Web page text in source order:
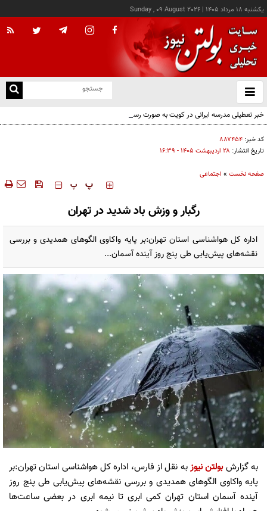
يکشنبه ۱۸ مرداد ۱۴۰۵ |
Sunday , 09 August 2026
باز
و
خبر تعطیلی مدرسه ایرانی در کویت به صورت رسمی اعلام نشده
کد خبر: ۸۸۷۴۵۴
تاریخ انتشار: ۲۸ ارديبهشت ۱۴۰۵ - ۱۶:۳۹
صفحه نخست » اجتماعی
‍‍‍ پ پ
رگبار و وزش باد شدید در تهران
اداره کل هواشناسی استان تهران:بر پایه واکاوی الگوهای همدیدی و بررسی
نقشه‌های پیش‌یابی طی پنج روز آینده آسمان...
به گزارشبولتن نیوزبه نقل از فارس، اداره کل هواشناسی استان تهران:بر
پایه واکاوی الگوهای همدیدی و بررسی نقشه‌های پیش‌یابی طی پنج روز
آینده آسمان استان تهران کمی ابری تا نیمه ابری در بعضی ساعت‌ها